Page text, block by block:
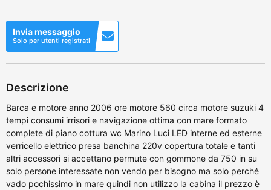
Invia messaggio
Solo per utenti registrati
Descrizione
Barca e motore anno 2006 ore motore 560 circa motore suzuki 4
tempi consumi irrisori e navigazione ottima con mare formato
complete di piano cottura wc Marino Luci LED interne ed esterne
verricello elettrico presa banchina 220v copertura totale e tanti
altri accessori si accettano permute con gommone da 750 in su
solo persone interessate non vendo per bisogno ma solo perché
vado pochissimo in mare quindi non utilizzo la cabina il prezzo è